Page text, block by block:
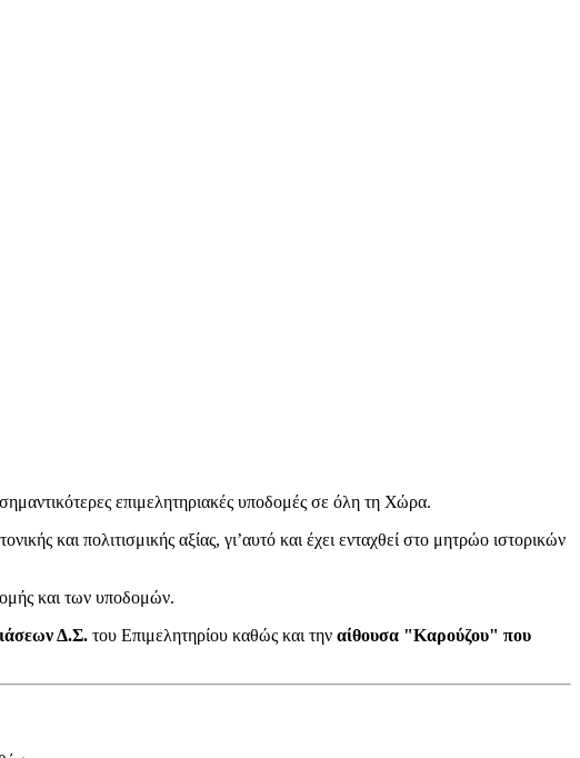
επιμελητηριακές υποδομές σε όλη τη Χώρα.
και πολιτισμικής αξίας, γι’αυτό και έχει ενταχθεί στο μητρώο ιστορικών
και των υποδομών.
Δ.Σ. του Επιμελητηρίου καθώς και την αίθουσα "Καρούζου" που